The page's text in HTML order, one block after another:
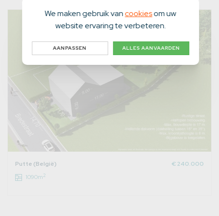
Putte (België)
€ 240.000
1090m2
We maken gebruik vancookiesom uw
website ervaring te verbeteren.
AANPASSEN ALLES AANVAARDEN